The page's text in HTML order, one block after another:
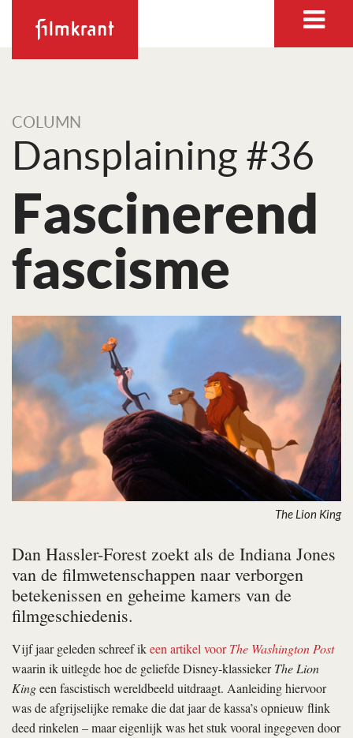
COLUMN
Dansplaining #36
Fascinerend
fascisme
The Lion King
Dan Hassler-Forest zoekt als de Indiana Jones
van de filmwetenschappen naar verborgen
betekenissen en geheime kamers van de
filmgeschiedenis.
Vijf jaar geleden schreef ikeen artikel voorThe Washington Post
waarin ik uitlegde hoe de geliefde Disney-klassiekerThe Lion
Kingeen fascistisch wereldbeeld uitdraagt. Aanleiding hiervoor
was de afgrijselijke remake die dat jaar de kassa’s opnieuw flink
deed rinkelen – maar eigenlijk was het stuk vooral ingegeven door